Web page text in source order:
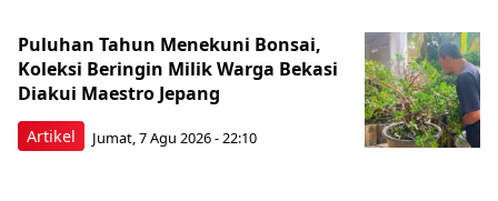
Artikel
Puluhan Tahun Menekuni Bonsai,
Koleksi Beringin Milik Warga Bekasi
Diakui Maestro Jepang
Jumat, 7 Agu 2026 - 22:10